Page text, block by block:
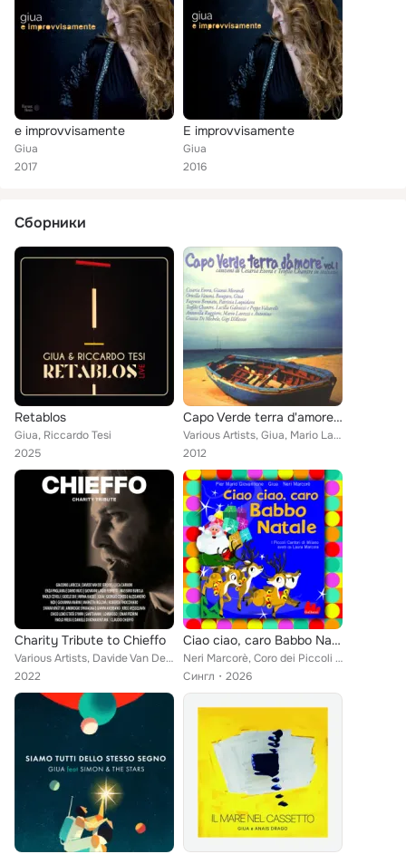
e improvvisamente
Giua
2017
E improvvisamente
Giua
2016
Сборники
Retablos
Giua, Riccardo Tesi
2025
Capo Verde terra d'amore Vol. 1 (Canzoni di Cesaria Evora e Teofilo Chantre in italiano)
Various Artists, Giua, Mario Lavezzi, Grazia Di Michele, Lucilla Galeazzi, Patrizia Laquidara, Teofilo Chantre, Antonella Ruggie...
2012
Charity Tribute to Chieffo
Various Artists, Davide Van De Sfroos, Lombroso, Giovanni Lindo Ferretti, Chico Lobo, Gioele Dix, Mirna Kassis, Paolo Fresu, Gio...
2022
Ciao ciao, caro Babbo Natale
Neri Marcorè, Coro dei Piccoli Cantori di Milano, Giua
Сингл
2026